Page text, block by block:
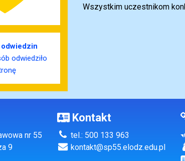
Wszystkim uczestnikom
odwiedziło
nr 55
9
Kontakt
tel.: 500 133 963
kontakt@sp55.elodz.edu.pl